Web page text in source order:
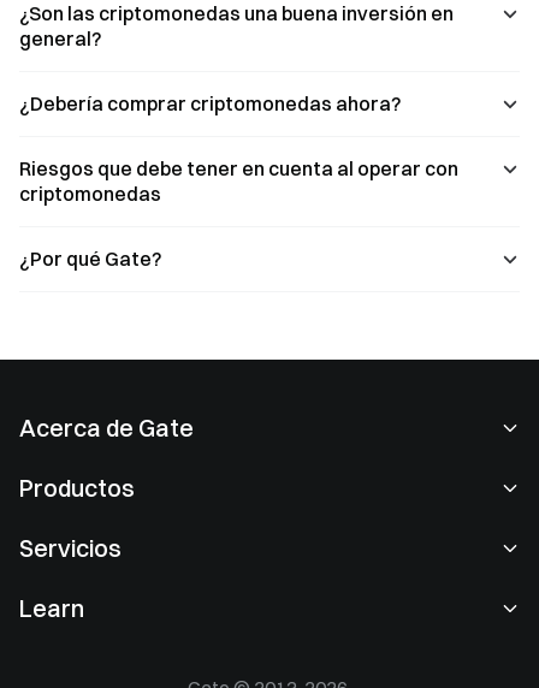
¿Son las criptomonedas una buena inversión en
general?
¿Debería comprar criptomonedas ahora?
Riesgos que debe tener en cuenta al operar con
criptomonedas
¿Por qué Gate?
Acerca de Gate
Sala de prensa
Productos
Trading de spot
Servicios
Learn